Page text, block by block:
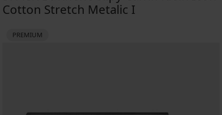
Cotton Stretch Metalic I
PREMIUM